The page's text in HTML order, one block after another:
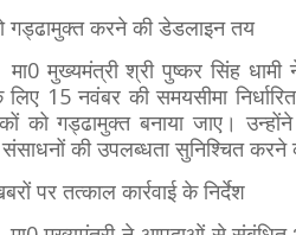
गड्ढामुक्त करने की डेडलाइन तय
मा0 मुख्यमंत्री श्री पुष्कर सिंह
15 नवंबर की समयसीमा
को गड्ढामुक्त बनाया जाए।
की उपलब्धता सुनिश्चित करने
पर तत्काल कार्रवाई के निर्देश